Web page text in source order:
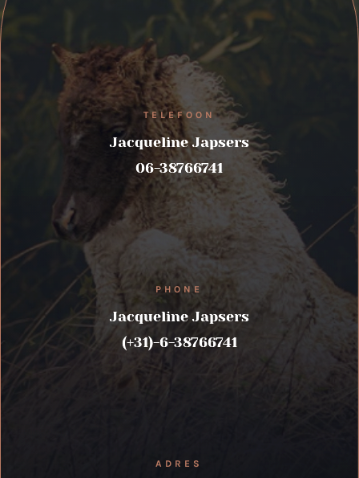
TELEFOON
Jacqueline Japsers
06-38766741
PHONE
Jacqueline Japsers
(+31)-6-38766741
ADRES